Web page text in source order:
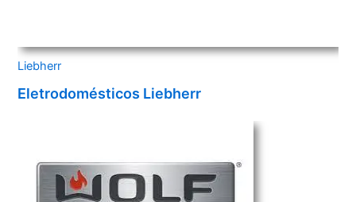
Liebherr
Eletrodomésticos Liebherr